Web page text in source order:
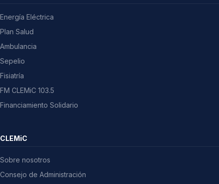
Energía Eléctrica
Plan Salud
Ambulancia
Sepelio
Fisiatría
FM CLEMiC 103.5
Financiamiento Solidario
CLEMiC
Sobre nosotros
Consejo de Administración